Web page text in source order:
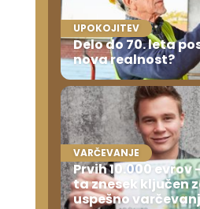
UPOKOJITEV
Delo do 70. leta
nova realnost?
VARČEVANJE
Prvih 10.000 evrov
ta znesek ključen
uspešno